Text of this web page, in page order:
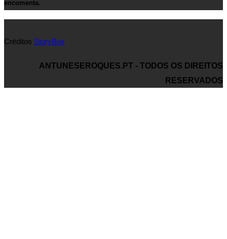
encomenta.
Créditos StoryBox
ANTUNESEROQUES.PT - TODOS OS DIREITOS
RESERVADOS